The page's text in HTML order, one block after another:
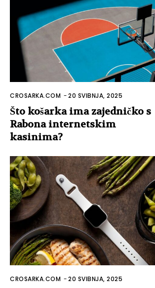
CROSARKA.COM -20 SVIBNJA, 2025
Što košarka ima zajedničko s
Rabona internetskim
kasinima?
CROSARKA.COM -20 SVIBNJA, 2025